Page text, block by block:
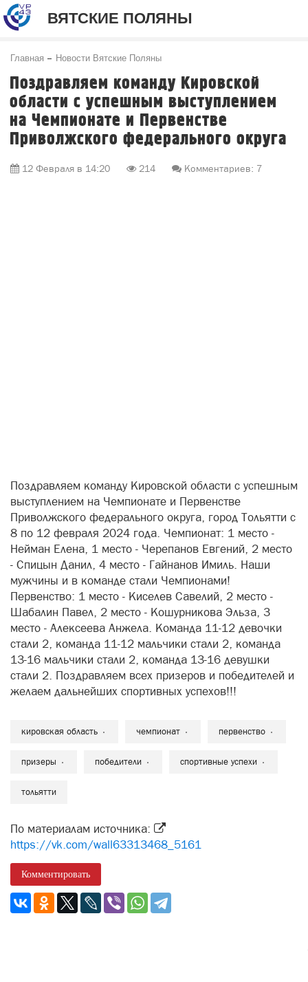
ВЯТСКИЕ ПОЛЯНЫ
Главная Новости Вятские Поляны
Поздравляем команду Кировской
области с успешным выступлением
на Чемпионате и Первенстве
Приволжского федерального округа
12 Февраля в 14:20 214 Комментариев: 7
Поздравляем команду Кировской области с успешным
выступлением на Чемпионате и Первенстве
Приволжского федерального округа, город Тольятти с
8 по 12 февраля 2024 года. Чемпионат: 1 место -
Нейман Елена, 1 место - Черепанов Евгений, 2 место
- Спицын Данил, 4 место - Гайнанов Имиль. Наши
мужчины и в команде стали Чемпионами!
Первенство: 1 место - Киселев Савелий, 2 место -
Шабалин Павел, 2 место - Кошурникова Эльза, 3
место - Алексеева Анжела. Команда 11-12 девочки
стали 2, команда 11-12 мальчики стали 2, команда
13-16 мальчики стали 2, команда 13-16 девушки
стали 2. Поздравляем всех призеров и победителей и
желаем дальнейших спортивных успехов!!!
кировская область чемпионат первенство
призеры победители спортивные успехи
тольятти
По материалам источника:
https://vk.com/wall63313468_5161
Комментировать